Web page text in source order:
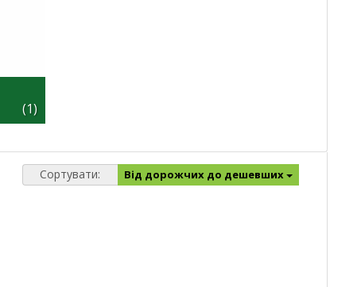
(1)
Сортувати: Від дорожчих до дешевших